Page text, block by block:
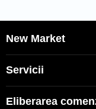
• Poate fi uscat
IMPORTANT:
New Market
Servicii
Eliberarea